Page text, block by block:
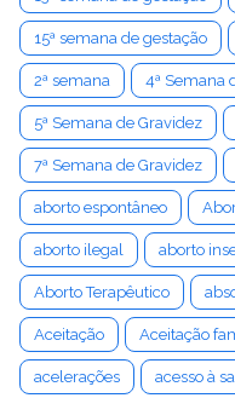
15ª semana de gestação
2ª semana 4ª Semana
5ª Semana de Gravidez
7ª Semana de Gravidez
aborto espontâneo
aborto ilegal aborto
Aborto Terapêutico
Aceitação Aceitação
acelerações acesso à